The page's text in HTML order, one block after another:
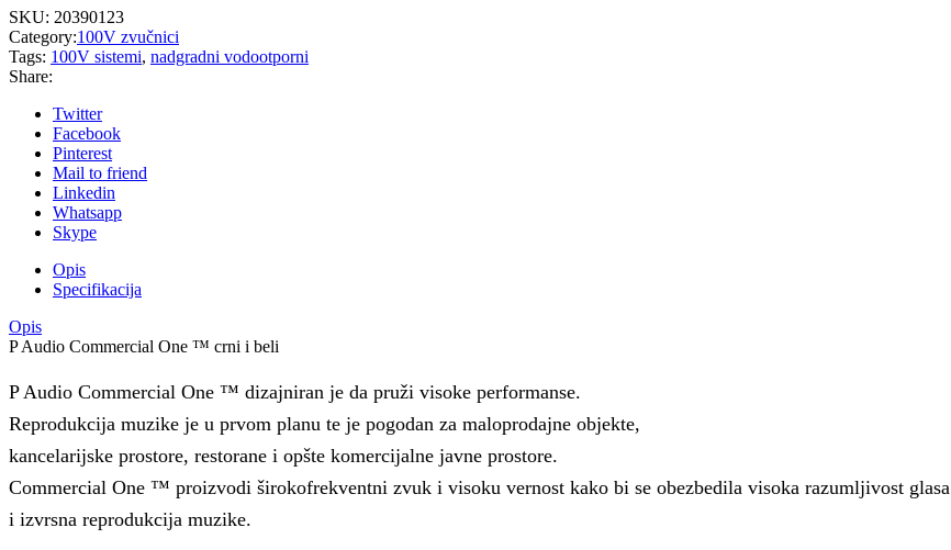
SKU: 20390123
Category:100V zvučnici
Tags: 100V sistemi, nadgradni vodootporni
Share:
Twitter
Facebook
Pinterest
Mail to friend
Linkedin
Whatsapp
Skype
Opis
Specifikacija
Opis
P Audio Commercial One ™ crni i beli
P Audio Commercial One ™ dizajniran je da pruži visoke performanse.
Reprodukcija muzike je u prvom planu te je pogodan za maloprodajne objekte,
kancelarijske prostore, restorane i opšte komercijalne javne prostore.
Commercial One ™ proizvodi širokofrekventni zvuk i visoku vernost kako bi se obezbedila visoka razumljivost glasa
i izvrsna reprodukcija muzike.